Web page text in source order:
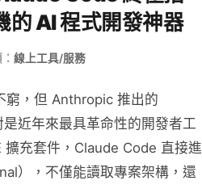
的 AI 程式開發神器
線上工具/服務
窮，但 Anthropic 推出的
是近年來最具革命性的開發者工
擴充套件，Claude Code 直接進
），不僅能讀取專案架構，還